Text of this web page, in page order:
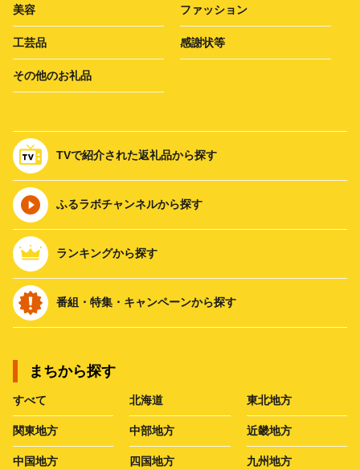
美容 ファッション
工芸品 感謝状等
その他のお礼品
TVで紹介された返礼品から探す
ふるラボチャンネルから探す
ランキングから探す
番組・特集・キャンペーンから探す
まちから探す
すべて 北海道 東北地方
関東地方 中部地方 近畿地方
中国地方 四国地方 九州地方